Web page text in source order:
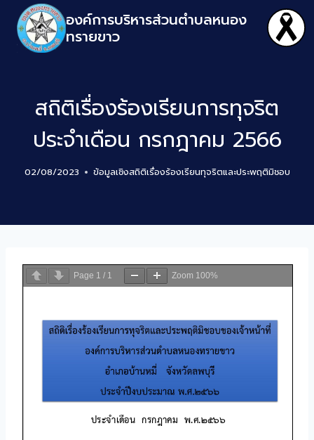
องค์การบริหารส่วนตำบลหนอง
ทรายขาว
สถิติเรื่องร้องเรียนการทุจริต
ประจำเดือน กรกฎาคม 2566
02/08/2023 ข้อมูลเชิงสถิติเรื่องร้องเรียนทุจริตและประพฤติมิชอบ
Page 1 / 1 Zoom 100%